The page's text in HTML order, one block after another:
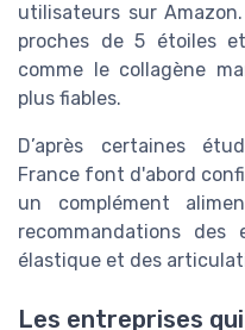
utilisateurs sur
proches de 5 étoiles
comme le collagène
plus fiables.
D’après certaines
France font d'abord
un complément
recommandations
élastique et des
Les entreprises